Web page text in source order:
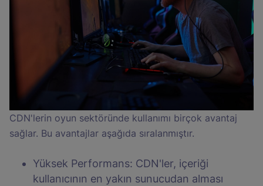
CDN'lerin oyun sektöründe kullanımı birçok avantaj
sağlar. Bu avantajlar aşağıda sıralanmıştır.
Yüksek Performans: CDN'ler, içeriği
kullanıcının en yakın sunucudan alması